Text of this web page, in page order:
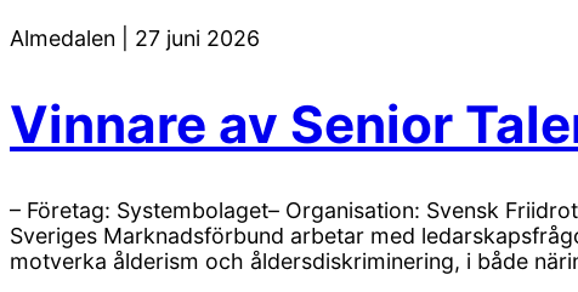
Almedalen 27 juni 2026
Vinnare av Senior
– Företag: Systembolaget– Organisation: Svensk
Sveriges Marknadsförbund arbetar med
motverka ålderism och åldersdiskriminering, i både